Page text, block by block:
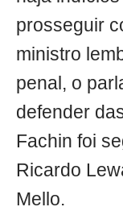
prosseguir
ministro
penal, o
defender
Fachin foi
Ricardo
Mello.